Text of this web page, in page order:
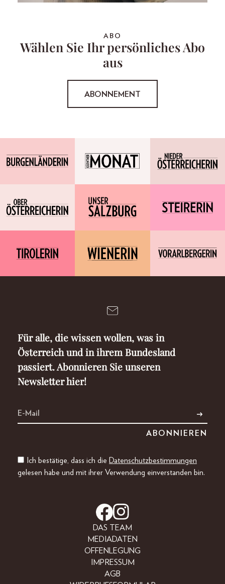
ABO
Wählen Sie Ihr persönliches Abo
aus
ABONNEMENT
Für alle, die wissen wollen, was in
Österreich und in ihrem Bundesland
passiert. Abonnieren Sie unseren
Newsletter hier!
Ich bestätige, dass ich die Datenschutzbestimmungen
gelesen habe und mit ihrer Verwendung einverstanden bin.
DAS TEAM
MEDIADATEN
OFFENLEGUNG
IMPRESSUM
AGB